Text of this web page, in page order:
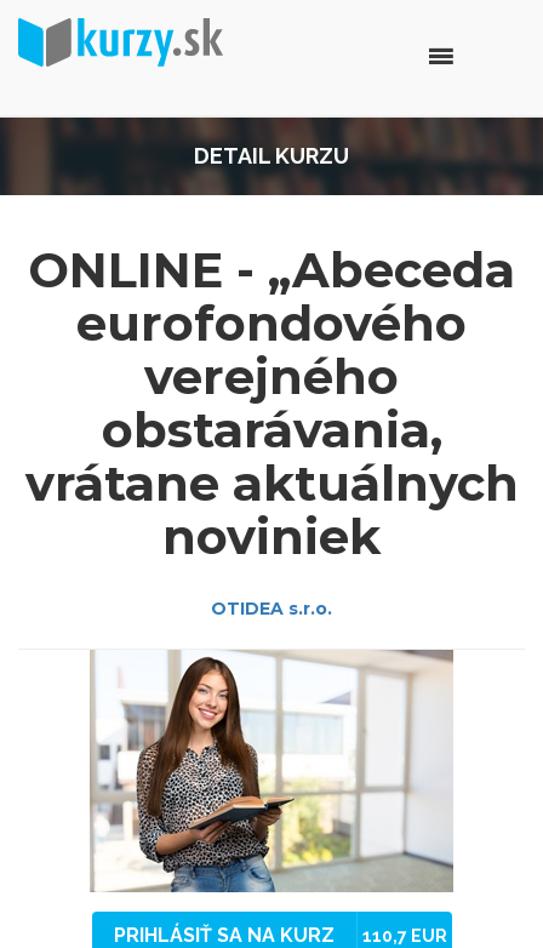
DETAIL KURZU
ONLINE - „Abeceda
eurofondového
verejného
obstarávania,
vrátane aktuálnych
noviniek
OTIDEA s.r.o.
PRIHLÁSIŤ SA NA KURZ 110,7 EUR